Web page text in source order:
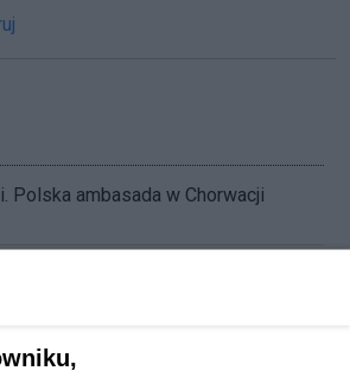
Polska ambasada w Chorwacji
wakacje wybiera się do
którzy mieli się znęcać nad